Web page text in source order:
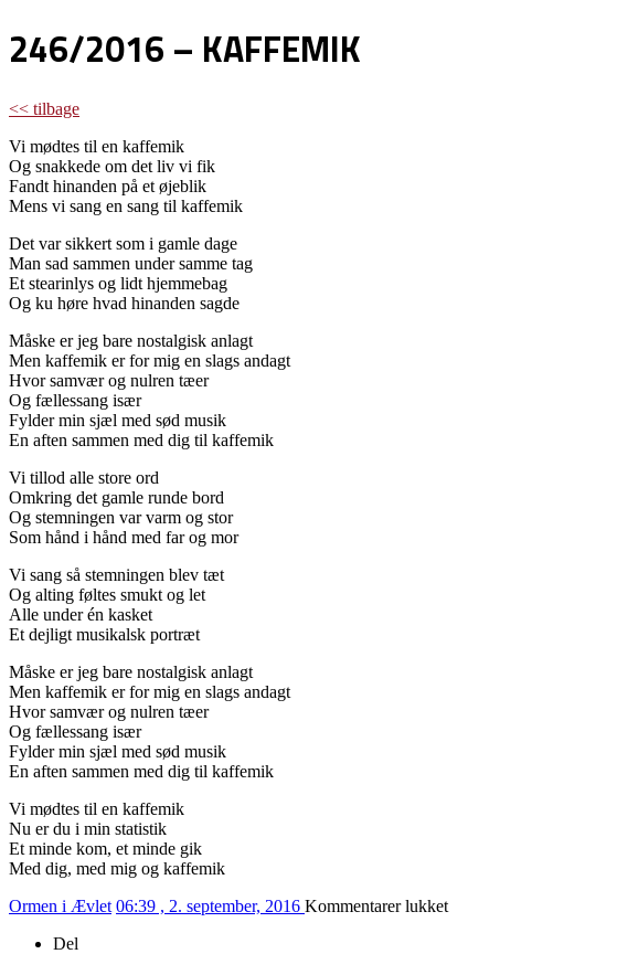
246/2016 – KAFFEMIK
<< tilbage
Vi mødtes til en kaffemik
Og snakkede om det liv vi fik
Fandt hinanden på et øjeblik
Mens vi sang en sang til kaffemik
Det var sikkert som i gamle dage
Man sad sammen under samme tag
Et stearinlys og lidt hjemmebag
Og ku høre hvad hinanden sagde
Måske er jeg bare nostalgisk anlagt
Men kaffemik er for mig en slags andagt
Hvor samvær og nulren tæer
Og fællessang især
Fylder min sjæl med sød musik
En aften sammen med dig til kaffemik
Vi tillod alle store ord
Omkring det gamle runde bord
Og stemningen var varm og stor
Som hånd i hånd med far og mor
Vi sang så stemningen blev tæt
Og alting føltes smukt og let
Alle under én kasket
Et dejligt musikalsk portræt
Måske er jeg bare nostalgisk anlagt
Men kaffemik er for mig en slags andagt
Hvor samvær og nulren tæer
Og fællessang især
Fylder min sjæl med sød musik
En aften sammen med dig til kaffemik
Vi mødtes til en kaffemik
Nu er du i min statistik
Et minde kom, et minde gik
Med dig, med mig og kaffemik
Ormen i Ævlet 06:39 , 2. september, 2016 Kommentarer lukkettil
Del